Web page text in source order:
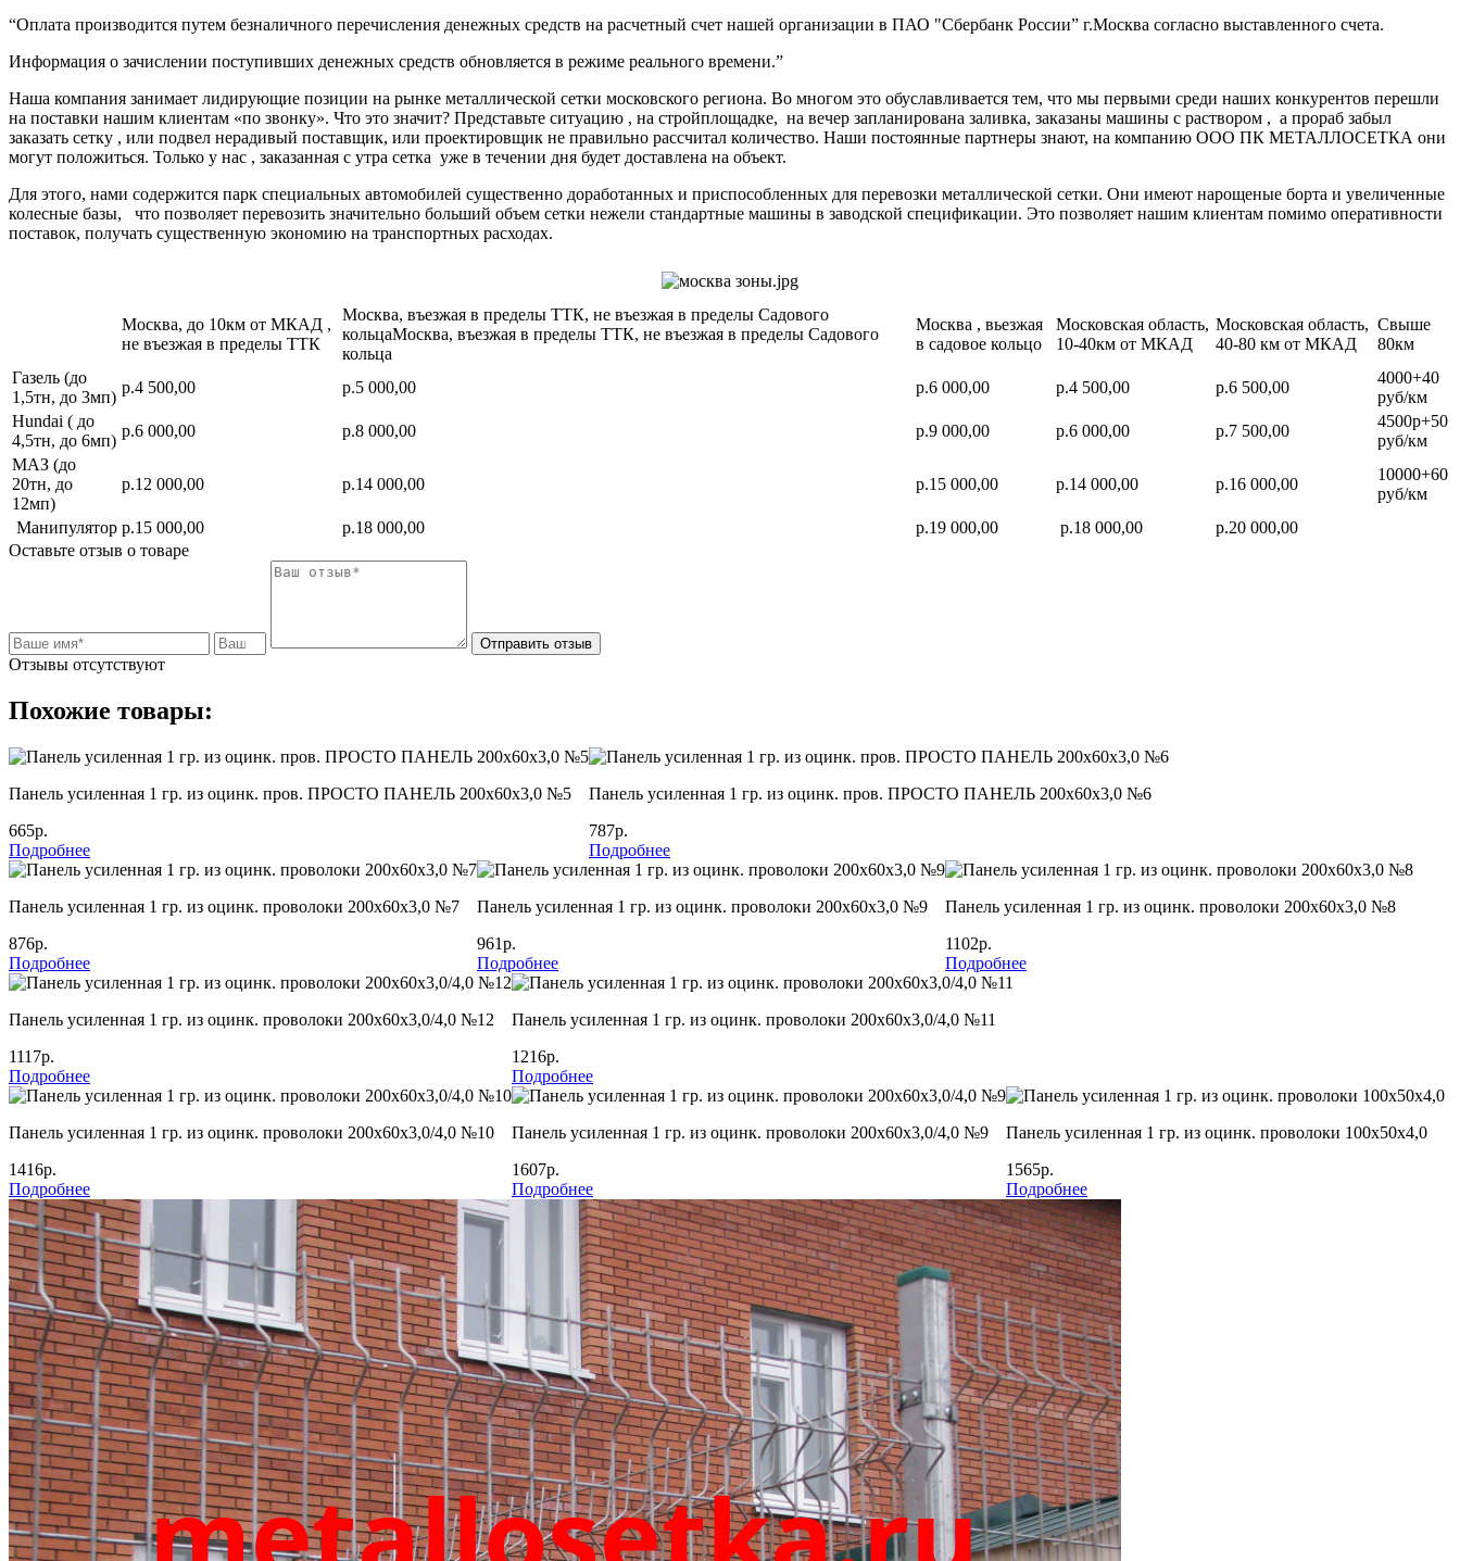
“Оплата производится путем безналичного перечисления денежных средств на расчетный счет нашей организации в ПАО "Сбербанк России” г.Москва согласно выставленного счета.
Информация о зачислении поступивших денежных средств обновляется в режиме реального времени.”
Наша компания занимает лидирующие позиции на рынке металлической сетки московского региона. Во многом это обуславливается тем, что мы первыми среди наших конкурентов перешли
на поставки нашим клиентам «по звонку». Что это значит? Представьте ситуацию , на стройплощадке, на вечер запланирована заливка, заказаны машины с раствором , а прораб забыл
заказать сетку , или подвел нерадивый поставщик, или проектировщик не правильно рассчитал количество. Наши постоянные партнеры знают, на компанию ООО ПК МЕТАЛЛОСЕТКА они
могут положиться. Только у нас , заказанная с утра сетка уже в течении дня будет доставлена на объект.
Для этого, нами содержится парк специальных автомобилей существенно доработанных и приспособленных для перевозки металлической сетки. Они имеют нарощеные борта и увеличенные
колесные базы, что позволяет перевозить значительно больший объем сетки нежели стандартные машины в заводской спецификации. Это позволяет нашим клиентам помимо оперативности
поставок, получать существенную экономию на транспортных расходах.
Москва, до 10км от МКАД ,
не въезжая в пределы ТТК
Москва, въезжая в пределы ТТК, не въезжая в пределы Садового
кольцаМосква, въезжая в пределы ТТК, не въезжая в пределы Садового
кольца
Москва , вьезжая
в садовое кольцо
Московская область,
10-40км от МКАД
Московская область,
40-80 км от МКАД
Свыше
80км
Газель (до
1,5тн, до 3мп)
р.4 500,00 р.5 000,00 р.6 000,00 р.4 500,00 р.6 500,00
4000+40
руб/км
Hundai ( до
4,5тн, до 6мп)
р.6 000,00 р.8 000,00 р.9 000,00 р.6 000,00 р.7 500,00
4500р+50
руб/км
МАЗ (до
20тн, до
12мп)
р.12 000,00 р.14 000,00 р.15 000,00 р.14 000,00 р.16 000,00
10000+60
руб/км
Манипулятор р.15 000,00 р.18 000,00 р.19 000,00 р.18 000,00
р.20 000,00
Оставьте отзыв о товаре
Отправить отзыв
Отзывы отсутствуют
Похожие товары:
Панель усиленная 1 гр. из оцинк. пров. ПРОСТО ПАНЕЛЬ 200х60х3,0 №5
665р.
Подробнее
Панель усиленная 1 гр. из оцинк. пров. ПРОСТО ПАНЕЛЬ 200х60х3,0 №6
787р.
Подробнее
Панель усиленная 1 гр. из оцинк. проволоки 200х60х3,0 №7
876р.
Подробнее
Панель усиленная 1 гр. из оцинк. проволоки 200х60х3,0 №9
961р.
Подробнее
Панель усиленная 1 гр. из оцинк. проволоки 200х60х3,0 №8
1102р.
Подробнее
Панель усиленная 1 гр. из оцинк. проволоки 200х60х3,0/4,0 №12
1117р.
Подробнее
Панель усиленная 1 гр. из оцинк. проволоки 200х60х3,0/4,0 №11
1216р.
Подробнее
Панель усиленная 1 гр. из оцинк. проволоки 200х60х3,0/4,0 №10
1416р.
Подробнее
Панель усиленная 1 гр. из оцинк. проволоки 200х60х3,0/4,0 №9
1607р.
Подробнее
Панель усиленная 1 гр. из оцинк. проволоки 100х50х4,0
1565р.
Подробнее